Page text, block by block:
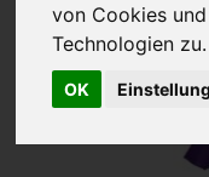
von Cookies
Technologien zu.
OK